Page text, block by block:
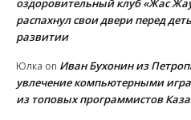
оздоровительный клуб «Жас
распахнул свои двери перед
развитии
Юлка on Иван Бухонин из
увлечение компьютерными
из топовых программистов